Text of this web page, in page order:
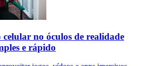
celular no óculos de realidade
e rápido